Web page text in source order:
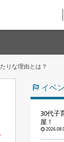
りな理由とは？
イベ
30代子
屋！